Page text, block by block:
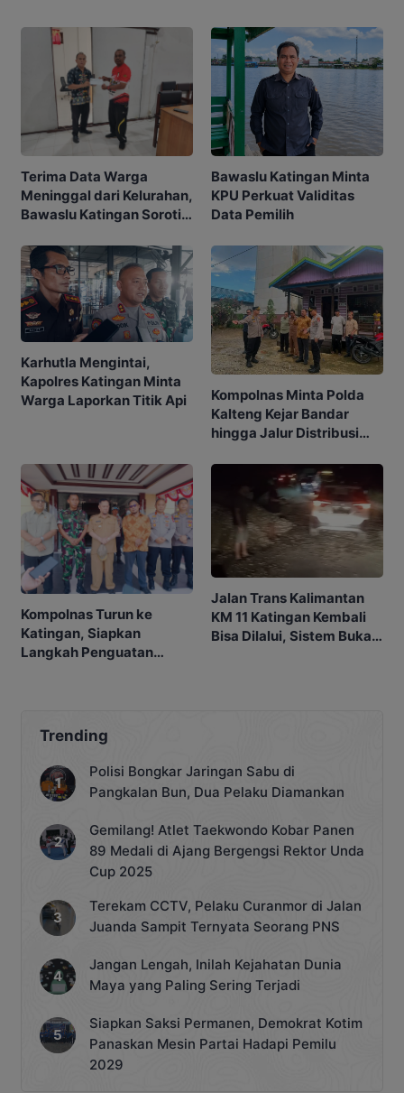
Terima Data Warga
Meninggal dari Kelurahan,
Bawaslu Katingan Soroti
Bawaslu Katingan Minta
KPU Perkuat Validitas
Data Pemilih
Karhutla Mengintai,
Kapolres Katingan Minta
Warga Laporkan Titik Api
Kompolnas Minta Polda
Kalteng Kejar Bandar
hingga Jalur Distribusi
Kompolnas Turun ke
Katingan, Siapkan
Langkah Penguatan
Jalan Trans Kalimantan
KM 11 Katingan Kembali
Bisa Dilalui, Sistem Buka-
Trending
Polisi Bongkar Jaringan Sabu di
Pangkalan Bun, Dua Pelaku Diamankan
Gemilang! Atlet Taekwondo Kobar Panen
89 Medali di Ajang Bergengsi Rektor Unda
Cup 2025
Terekam CCTV, Pelaku Curanmor di Jalan
Juanda Sampit Ternyata Seorang PNS
Jangan Lengah, Inilah Kejahatan Dunia
Maya yang Paling Sering Terjadi
Siapkan Saksi Permanen, Demokrat Kotim
Panaskan Mesin Partai Hadapi Pemilu
2029